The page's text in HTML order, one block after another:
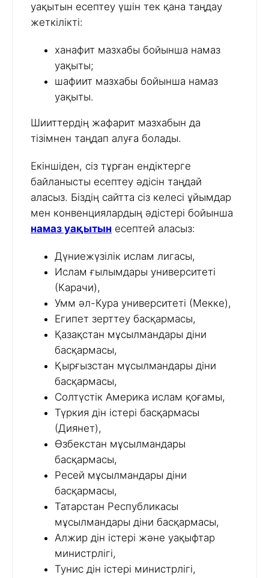
уақытын есептеу үшін тек қана таңдау
жеткілікті:
ханафит мазхабы бойынша намаз
уақыты;
шафиит мазхабы бойынша намаз
уақыты.
Шииттердің жафарит мазхабын да
тізімнен таңдап алуға болады.
Екіншіден, сіз тұрған ендіктерге
байланысты есептеу әдісін таңдай
аласыз. Біздің сайтта сіз келесі ұйымдар
мен конвенциялардың әдістері бойынша
намаз уақытын есептей аласыз:
Дүниежүзілік ислам лигасы,
Ислам ғылымдары университеті
(Карачи),
Умм әл-Кура университеті (Мекке),
Египет зерттеу басқармасы,
Қазақстан мұсылмандары діни
басқармасы,
Қырғызстан мұсылмандары діни
басқармасы,
Солтүстік Америка ислам қоғамы,
Түркия дін істері басқармасы
(Диянет),
Өзбекстан мұсылмандары
басқармасы,
Ресей мұсылмандары діни
басқармасы,
Татарстан Республикасы
мұсылмандары діни басқармасы,
Алжир дін істері және уақыфтар
министрлігі,
Тунис дін істері министрлігі,